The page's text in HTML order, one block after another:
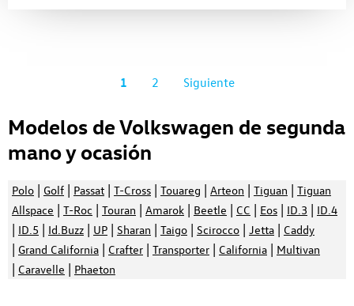
1 2 Siguiente
Modelos de Volkswagen de segunda
mano y ocasión
Polo | Golf | Passat | T-Cross | Touareg | Arteon | Tiguan | Tiguan
Allspace | T-Roc | Touran | Amarok | Beetle | CC | Eos | ID.3 | ID.4
| ID.5 | Id.Buzz | UP | Sharan | Taigo | Scirocco | Jetta | Caddy
| Grand California | Crafter | Transporter | California | Multivan
| Caravelle | Phaeton